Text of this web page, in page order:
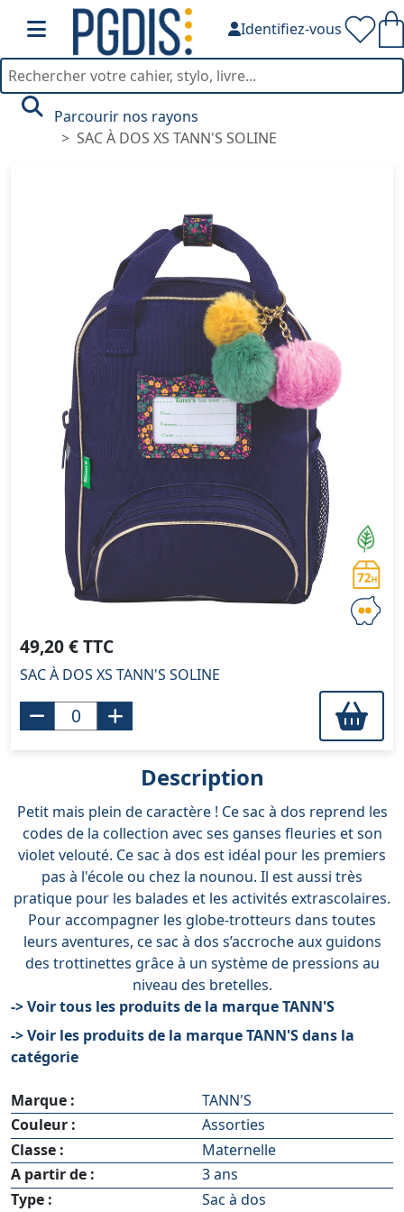
Identifiez-vous
Parcourir nos rayons
SAC À DOS XS TANN'S SOLINE
49,20 € TTC
SAC À DOS XS TANN'S SOLINE
Description
Petit mais plein de caractère ! Ce sac à dos reprend les
codes de la collection avec ses ganses fleuries et son
violet velouté. Ce sac à dos est idéal pour les premiers
pas à l'école ou chez la nounou. Il est aussi très
pratique pour les balades et les activités extrascolaires.
Pour accompagner les globe-trotteurs dans toutes
leurs aventures, ce sac à dos s’accroche aux guidons
des trottinettes grâce à un système de pressions au
niveau des bretelles.
-> Voir tous les produits de la marque TANN'S
-> Voir les produits de la marque TANN'S dans la
catégorie
Marque :
TANN'S
Couleur :
Assorties
Classe :
Maternelle
A partir de :
3 ans
Type :
Sac à dos